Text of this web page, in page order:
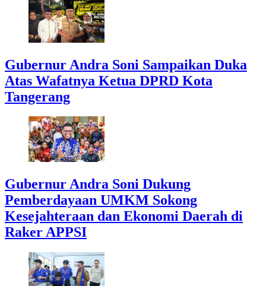
Gubernur Andra Soni Sampaikan Duka
Atas Wafatnya Ketua DPRD Kota
Tangerang
Gubernur Andra Soni Dukung
Pemberdayaan UMKM Sokong
Kesejahteraan dan Ekonomi Daerah di
Raker APPSI